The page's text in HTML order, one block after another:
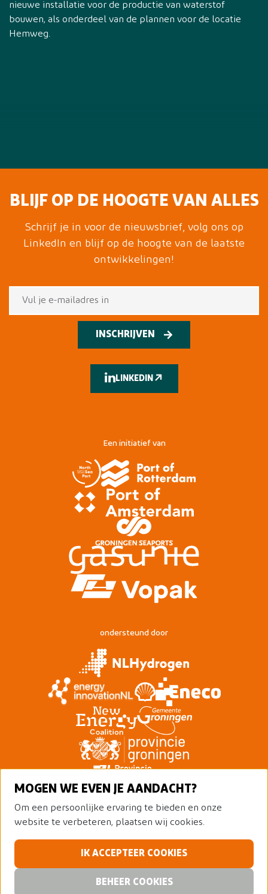
nieuwe installatie voor de productie van waterstof
bouwen, als onderdeel van de plannen voor de locatie
Hemweg.
BLIJF OP DE HOOGTE VAN ALLES
Schrijf je in voor de nieuwsbrief, volg ons op
LinkedIn en blijf op de hoogte van de laatste
ontwikkelingen!
INSCHRIJVEN
LINKEDIN
Een initiatief van
ondersteund door
© 2026 Nederland Waterstofland
Alle rechten voorbehouden
Privacy policy
MOGEN WE EVEN JE AANDACHT?
Om een persoonlijke ervaring te bieden en onze
website te verbeteren, plaatsen wij cookies.
IK ACCEPTEER COOKIES
BEHEER COOKIES